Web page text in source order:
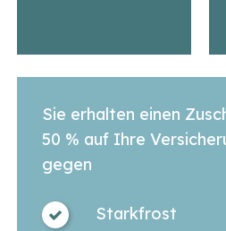
Sie erhalten einen
50 % auf Ihre
gegen
Starkfrost